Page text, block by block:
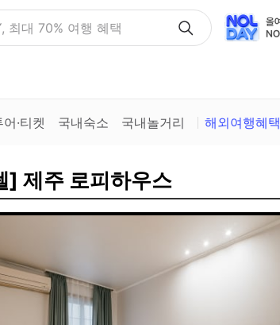
최대 70% 여행 혜택
어·티켓 국내숙소 국내놀거리 해외여행혜택
] 제주 로피하우스